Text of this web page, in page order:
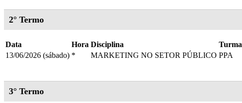
2° Termo
Data Hora Disciplina
Turma
13/06/2026 (sábado) * MARKETING NO SETOR PÚBLICO PPA
3° Termo